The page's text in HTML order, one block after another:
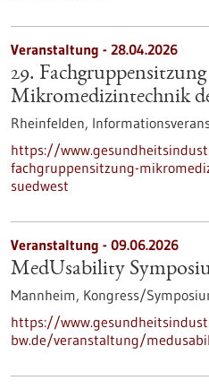
Veranstaltung - 28.04.2026
29. Fachgruppensitzung
Mikromedizintechnik
Rheinfelden,
https://
fachgruppensitzung-
suedwest
Veranstaltung - 09.06.2026
MedUsability
Mannheim, Kongress/
https://
bw.de/veranstaltung/